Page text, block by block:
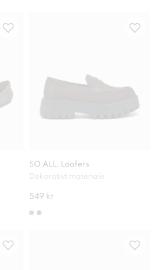
SO ALL, Loafers
Dekorativt materiale
549 kr